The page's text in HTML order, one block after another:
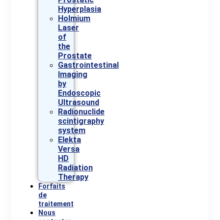
Hyperplasia
Holmium
Laser
of
the
Prostate
Gastrointestinal
Imaging
by
Endoscopic
Ultrasound
Radionuclide
scintigraphy
system
Elekta
Versa
HD
Radiation
Therapy
Forfaits
de
traitement
Nous